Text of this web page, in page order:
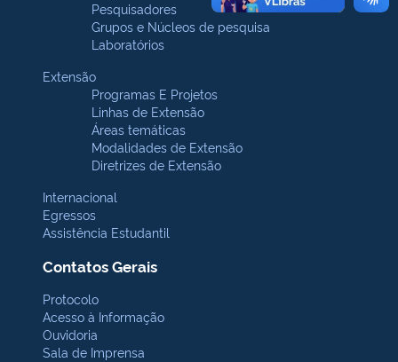
Pesquisadores
Grupos e Núcleos de pesquisa
Laboratórios
Extensão
Programas E Projetos
Linhas de Extensão
Áreas temáticas
Modalidades de Extensão
Diretrizes de Extensão
Internacional
Egressos
Assistência Estudantil
Contatos Gerais
Protocolo
Acesso à Informação
Ouvidoria
Sala de Imprensa